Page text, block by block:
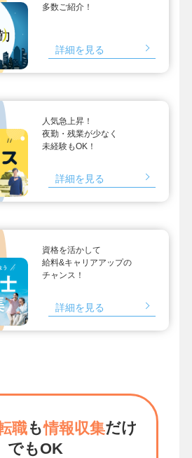
多数ご紹介！
詳細を見る
人気急上昇！
夜勤・残業が少なく
未経験もOK！
詳細を見る
資格を活かして
給料&キャリアアップの
チャンス！
詳細を見る
職も情報収集だけ
でもOK